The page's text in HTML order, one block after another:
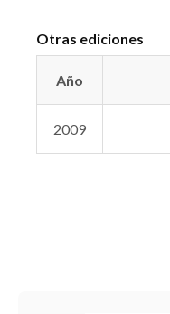
Otras ediciones
Año
2009